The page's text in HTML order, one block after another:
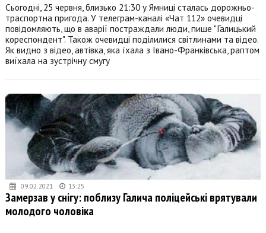
Сьогодні, 25 червня, близько 21:30 у Ямниці сталась дорожньо-
траспортна пригода. У телеграм-каналі «Чат 112» очевидці
повідомляють, що в аварії постраждали люди, пише "Галицький
кореспондент". Також очевидці поділилися світлинами та відео.
Як видно з відео, автівка, яка їхала з Івано-Франківська, раптом
виїхала на зустрічну смугу
09.02.2021 13:25
Замерзав у снігу: поблизу Галича поліцейські врятували
молодого чоловіка